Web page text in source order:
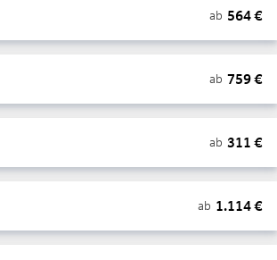
ab 564€
ab 759€
ab 311 €
ab 1.114€